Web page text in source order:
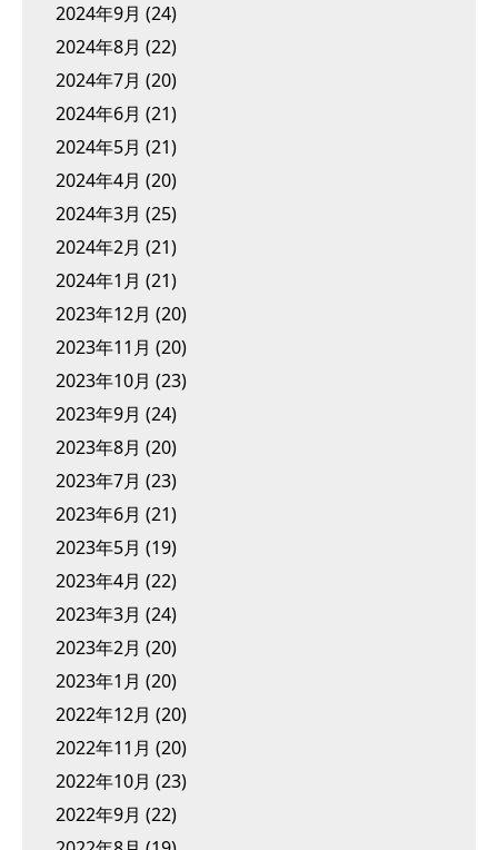
2024年9月 (24)
2024年8月 (22)
2024年7月 (20)
2024年6月 (21)
2024年5月 (21)
2024年4月 (20)
2024年3月 (25)
2024年2月 (21)
2024年1月 (21)
2023年12月 (20)
2023年11月 (20)
2023年10月 (23)
2023年9月 (24)
2023年8月 (20)
2023年7月 (23)
2023年6月 (21)
2023年5月 (19)
2023年4月 (22)
2023年3月 (24)
2023年2月 (20)
2023年1月 (20)
2022年12月 (20)
2022年11月 (20)
2022年10月 (23)
2022年9月 (22)